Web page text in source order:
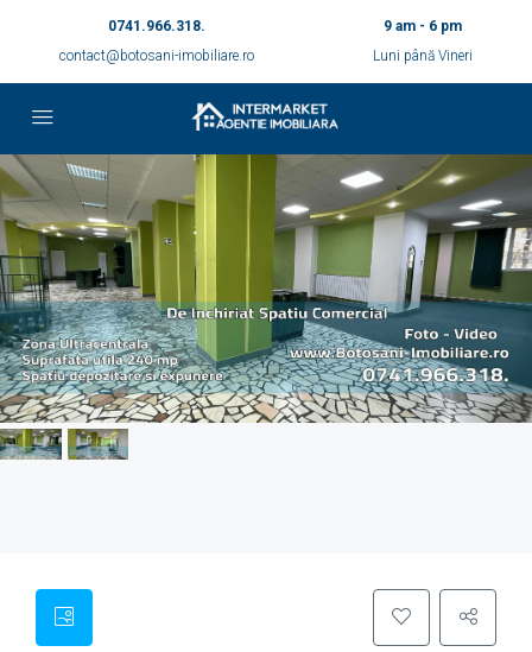
0741.966.318.
contact@botosani-imobiliare.ro
9 am - 6 pm
Luni până Vineri